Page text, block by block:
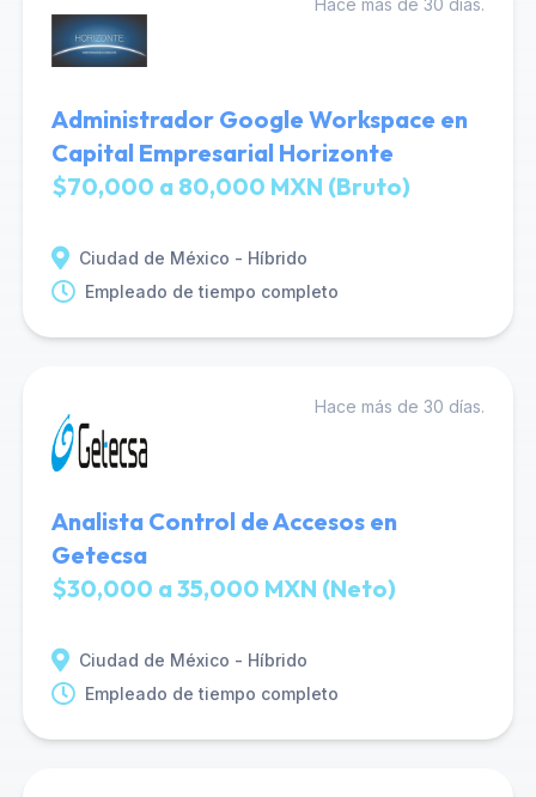
Hace más de 30 días.
Administrador Google Workspace en
Capital Empresarial Horizonte
$70,000 a 80,000 MXN (Bruto)
Ciudad de México - Híbrido
Empleado de tiempo completo
Hace más de 30 días.
Analista Control de Accesos en
Getecsa
$30,000 a 35,000 MXN (Neto)
Ciudad de México - Híbrido
Empleado de tiempo completo